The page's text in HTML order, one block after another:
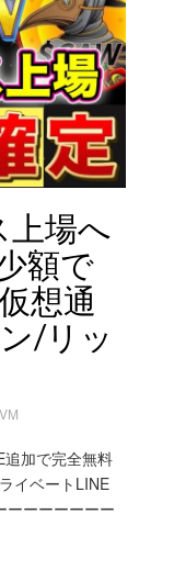
上場へ
額で
想通
/リッ
VM
加で完全無料
イベートLINE
ーーーーーーー